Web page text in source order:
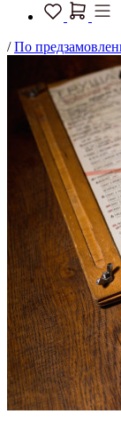
/По